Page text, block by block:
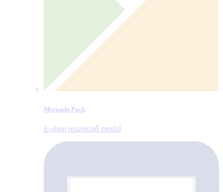
Mergado Pack
E‑shop összekötő modul